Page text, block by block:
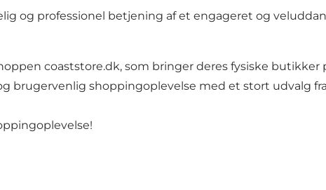
og professionel betjening af et engageret og
coaststore.dk, som bringer deres fysiske
brugervenlig shoppingoplevelse med et stort udvalg